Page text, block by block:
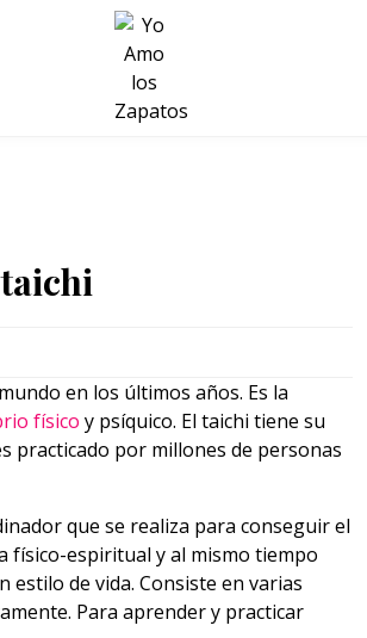
SALUD
en los últimos años. Es la
físico y psíquico. El taichi tiene su
practicado por millones de personas
que se realiza para conseguir el
físico-espiritual y al mismo tiempo
estilo de vida. Consiste en varias
Para aprender y practicar